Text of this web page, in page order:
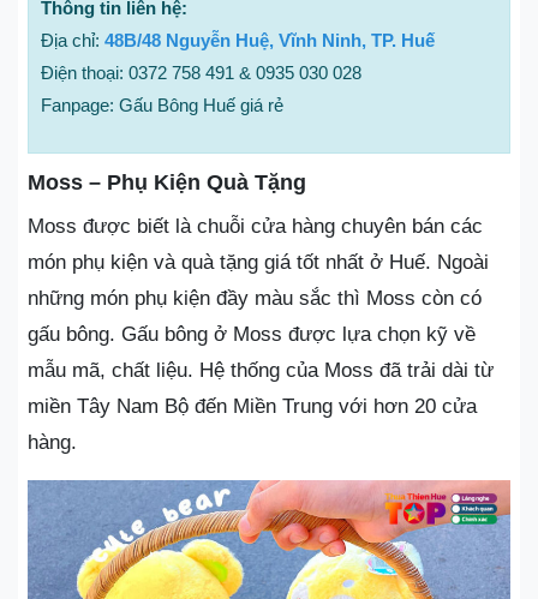
Thông tin liên hệ:
Địa chỉ: 48B/48 Nguyễn Huệ, Vĩnh Ninh, TP. Huế
Điện thoại: 0372 758 491 & 0935 030 028
Fanpage: Gấu Bông Huế giá rẻ
Moss – Phụ Kiện Quà Tặng
Moss được biết là chuỗi cửa hàng chuyên bán các
món phụ kiện và quà tặng giá tốt nhất ở Huế. Ngoài
những món phụ kiện đầy màu sắc thì Moss còn có
gấu bông. Gấu bông ở Moss được lựa chọn kỹ về
mẫu mã, chất liệu. Hệ thống của Moss đã trải dài từ
miền Tây Nam Bộ đến Miền Trung với hơn 20 cửa
hàng.